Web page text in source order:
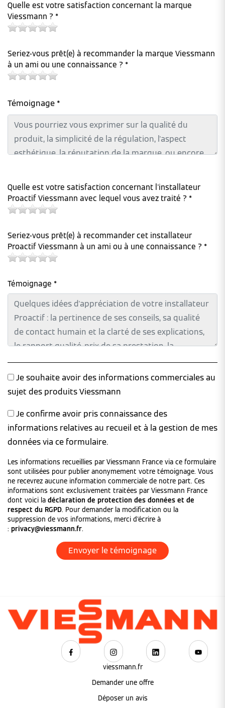
Quelle est votre satisfaction concernant la marque
Viessmann ? *
Seriez-vous prêt(e) à recommander la marque Viessmann
à un ami ou une connaissance ? *
Témoignage *
Quelle est votre satisfaction concernant l'installateur
Proactif Viessmann avec lequel vous avez traité ? *
Seriez-vous prêt(e) à recommander cet installateur
Proactif Viessmann à un ami ou à une connaissance ? *
Témoignage *
Je souhaite avoir des informations commerciales au
sujet des produits Viessmann
Je confirme avoir pris connaissance des
informations relatives au recueil et à la gestion de mes
données via ce formulaire.
Les informations recueillies par Viessmann France via ce formulaire
sont utilisées pour publier anonymement votre témoignage. Vous
ne recevrez aucune information commerciale de notre part. Ces
informations sont exclusivement traitées par Viessmann France
dont voici la déclaration de protection des données et de
respect du RGPD. Pour demander la modification ou la
suppression de vos informations, merci d'écrire à
: privacy@viessmann.fr.
viessmann.fr
Demander une offre
Déposer un avis